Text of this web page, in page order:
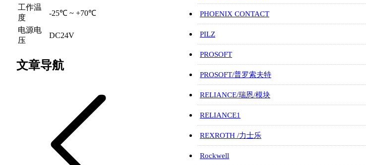
工作温
度
-25℃ ~ +70℃
电源电
压
DC24V
文章导航
PHOENIX CONTACT
PILZ
PROSOFT
PROSOFT/普罗索夫特
RELIANCE/瑞恩/模块
RELIANCE1
REXROTH /力士乐
Rockwell